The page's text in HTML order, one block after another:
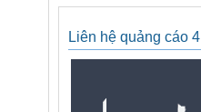
Liên hệ quảng cáo 4